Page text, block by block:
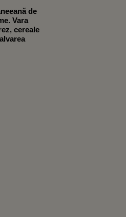
de
Vara
cereale